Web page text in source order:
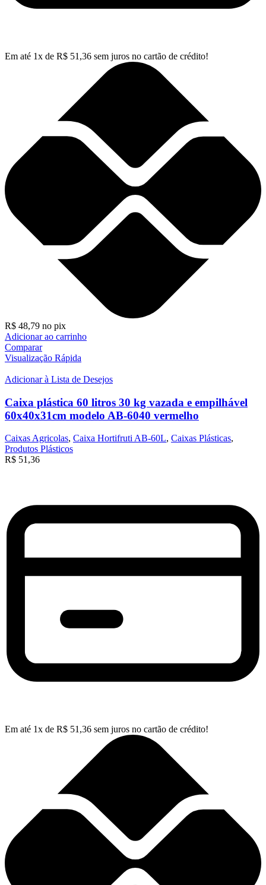
Em até 1x de R$ 51,36 sem juros no cartão de crédito!
R$ 48,79 no pix
Adicionar ao carrinho
Comparar
Visualização Rápida
Adicionar à Lista de Desejos
Caixa plástica 60 litros 30 kg vazada e empilhável
60x40x31cm modelo AB-6040 vermelho
Caixas Agricolas, Caixa Hortifruti AB-60L, Caixas Plásticas,
Produtos Plásticos
R$ 51,36
Em até 1x de R$ 51,36 sem juros no cartão de crédito!